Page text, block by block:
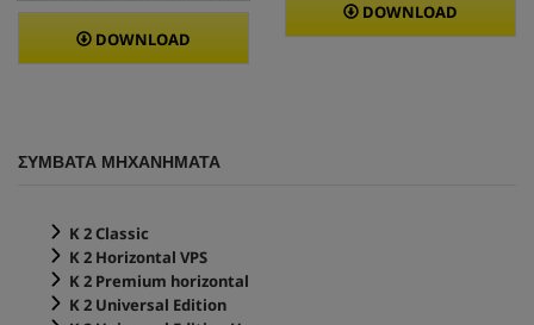
DOWNLOAD
DOWNLOAD
ΣΥΜΒΑΤΑ ΜΗΧΑΝΗΜΑΤΑ
K 2 Classic
K 2 Horizontal VPS
K 2 Premium horizontal
K 2 Universal Edition